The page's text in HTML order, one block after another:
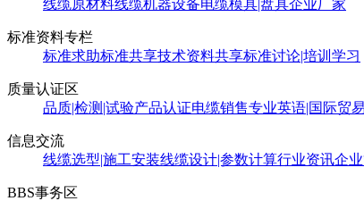
线缆原材料线缆机器设备电缆模具|盘具企业厂家
标准资料专栏
标准求助标准共享技术资料共享标准讨论|培训学习
质量认证区
品质|检测|试验产品认证电缆销售专业英语|国际贸易
信息交流
线缆选型|施工安装线缆设计|参数计算行业资讯企
BBS事务区